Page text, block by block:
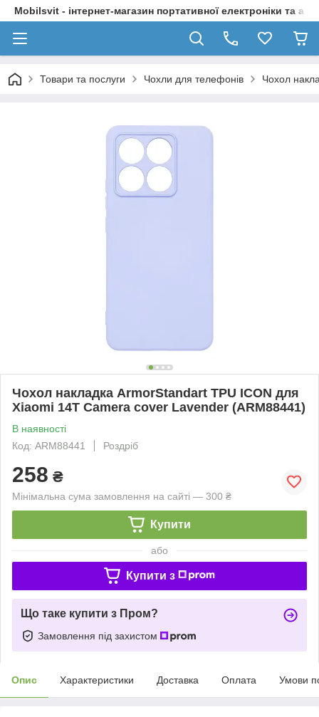
Mobilsvit - інтернет-магазин портативної електроніки та
Товари та послуги Чохли для телефонів Чохол
Чохол накладка ArmorStandart TPU ICON для
Xiaomi 14T Camera cover Lavender (ARM88441)
В наявності
Код: ARM88441
Роздріб
258 ₴
Мінімальна сума замовлення на сайті — 300 ₴
Купити
або
Купити з
Що таке купити з Пром?
Замовлення під захистом
Опис Характеристики Доставка Оплата Умови